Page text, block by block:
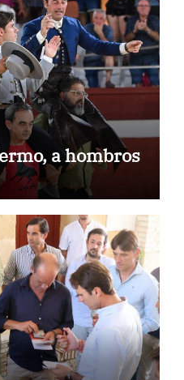
a hombros